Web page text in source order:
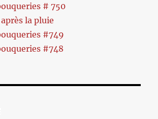
# 750
la pluie
#749
#748